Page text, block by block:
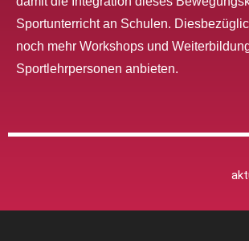
Sportunterrichtan Schulen.
noch mehr Workshops und
Sportlehrpersonen anbieten.